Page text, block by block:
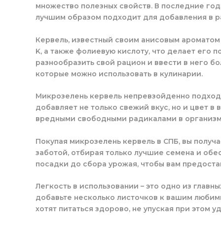
множество полезных свойств. В последние
лучшим образом подходит для добавления в
Кервель, известный своим анисовым
K, а также фолиевую кислоту, что делает его
разнообразить свой рацион и ввести в него
которые можно использовать в кулинарии.
Микрозелень кервель непревзойденно
добавляет не только свежий вкус, но и цвет
вредными свободными радикалами в
Покупая микрозелень кервель в СПБ, вы
заботой, отбирая только лучшие семена и
посадки до сбора урожая, чтобы вам
Легкость в использовании – это одно из
добавьте несколько листочков к вашим
хотят питаться здорово, не упуская при этом